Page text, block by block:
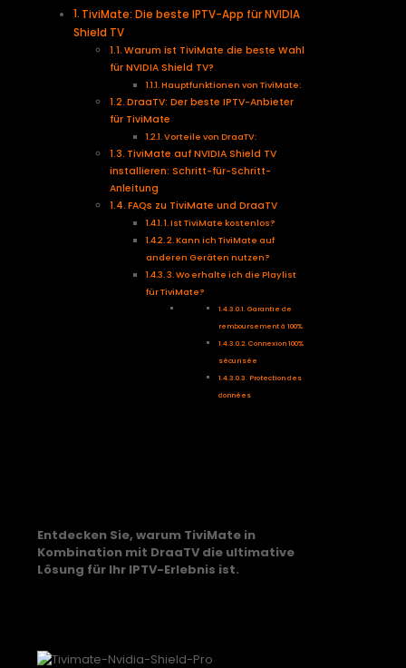
TiviMate: Die beste IPTV-App für NVIDIA
Shield TV
Warum ist TiviMate die beste Wahl
für NVIDIA Shield TV?
Hauptfunktionen von TiviMate:
DraaTV: Der beste IPTV-Anbieter
für TiviMate
Vorteile von DraaTV:
TiviMate auf NVIDIA Shield TV
installieren: Schritt-für-Schritt-
Anleitung
FAQs zu TiviMate und DraaTV
1. Ist TiviMate kostenlos?
2. Kann ich TiviMate auf
anderen Geräten nutzen?
3. Wo erhalte ich die Playlist
für TiviMate?
Garantie de
remboursement à 100%
Connexion 100%
sécurisée
Protection des
données
Entdecken Sie, warum TiviMate in
Kombination mit DraaTV die ultimative
Lösung für Ihr IPTV-Erlebnis ist.